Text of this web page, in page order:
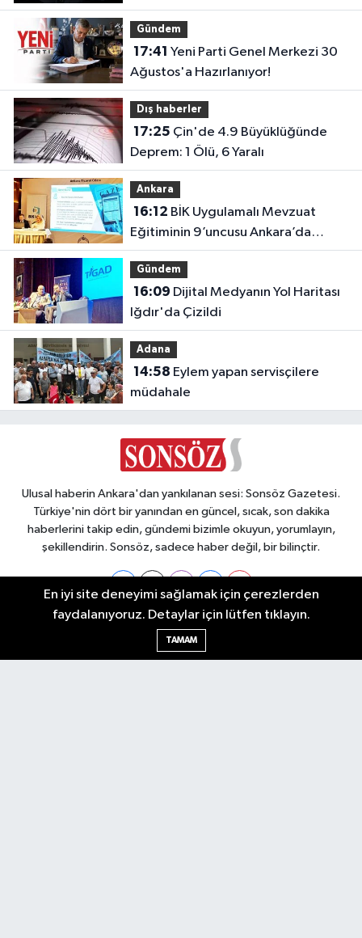
Gündem
17:41
Ağustos'a Hazırlanıyor!
Dış haberler
17:25
Deprem: 1 Ölü, 6 Yaralı
Ankara
16:12
Eğitiminin 9’uncusu Ankara’da
yapıldı
Gündem
16:09
Iğdır'da Çizildi
Adana
14:58
müdahale
Ulusal haberin Ankara'dan yankılanan sesi: Sonsöz Gazetesi.
Türkiye'nin dört bir yanından en güncel, sıcak, son dakika
haberlerini takip edin, gündemi bizimle okuyun, yorumlayın,
şekillendirin. Sonsöz, sadece haber değil, bir bilinçtir.
Ankara Nöbetçi Eczaneler
En iyi site deneyimi sağlamak için çerezlerden
faydalanıyoruz. Detaylar için lütfen tıklayın.
TAMAM